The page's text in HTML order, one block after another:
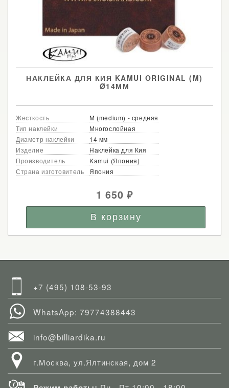
НАКЛЕЙКА ДЛЯ КИЯ KAMUI ORIGINAL (M)
Ø14ММ
Жесткость
M (medium) - средняя
Тип наклейки
Многослойная
Диаметр наклейки
14 мм
Изделие
Наклейка для Кия
Производитель
Kamui (Япония)
Страна изготовитель
Япония
1 650₽
+7 (495) 108-53-93
WhatsApp: 79774388443
info@billiardika.ru
г.Москва, ул.Ялтинская, дом 2